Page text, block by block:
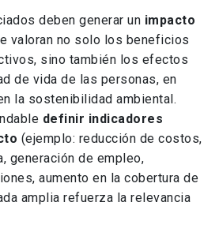
deben generar un impacto
valoran no solo los beneficios
sino también los efectos
de vida de las personas, en
la sostenibilidad ambiental.
definir indicadores
(ejemplo: reducción de costos,
generación de empleo,
aumento en la cobertura de
amplia refuerza la relevancia